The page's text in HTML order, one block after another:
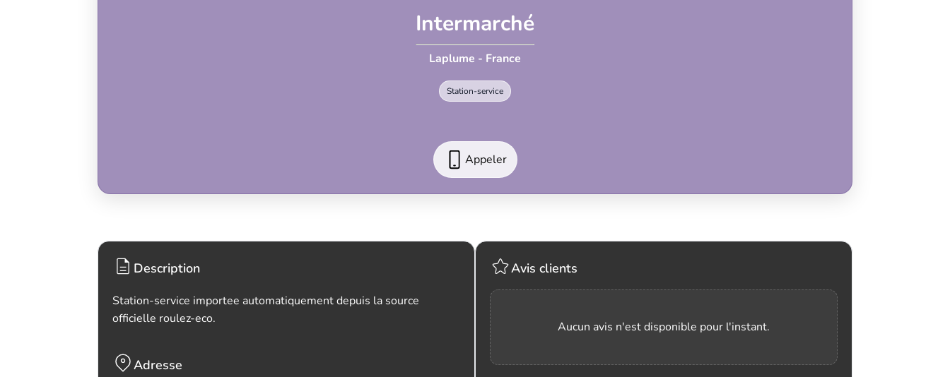
Intermarché
Laplume - France
Station-service
Appeler
Description
Station-service importee automatiquement depuis la source
officielle roulez-eco.
Adresse
Avis clients
Aucun avis n'est disponible pour l'instant.